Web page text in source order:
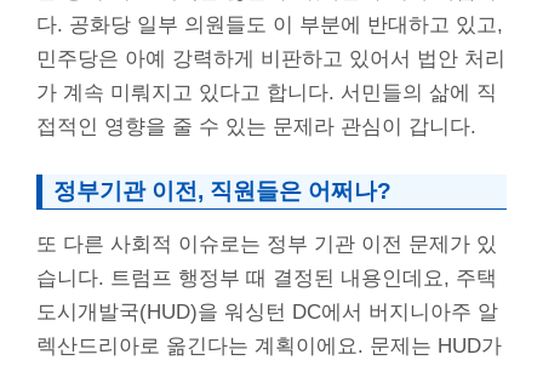
다. 공화당 일부 의원들도 이 부분에 반대하고 있고,
민주당은 아예 강력하게 비판하고 있어서 법안 처리
가 계속 미뤄지고 있다고 합니다. 서민들의 삶에 직
접적인 영향을 줄 수 있는 문제라 관심이 갑니다.
정부기관 이전, 직원들은 어쩌나?
또 다른 사회적 이슈로는 정부 기관 이전 문제가 있
습니다. 트럼프 행정부 때 결정된 내용인데요, 주택
도시개발국(HUD)을 워싱턴 DC에서 버지니아주 알
렉산드리아로 옮긴다는 계획이에요. 문제는 HUD가